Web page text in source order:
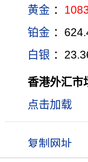
黄金 ：
铂金 ：
白银 ：
香港外汇市
点击加载